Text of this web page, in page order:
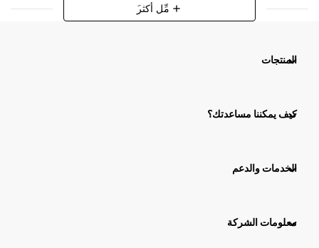
َمِّل أكثر add
المنتجات
كيف يمكننا مساعدتك؟
الخدمات والدعم
معلومات الشركة